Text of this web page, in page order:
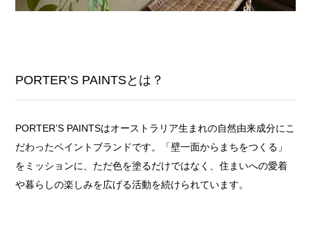
PORTER’S PAINTSとは？
PORTER’S PAINTSはオーストラリア生まれの自然由来成分にこ
だわったペイントブランドです。「壁一面からまちをつくる」
をミッションに、ただ色を塗るだけではなく、住まいへの愛着
や暮らしの楽しみを広げる活動を続けられています。